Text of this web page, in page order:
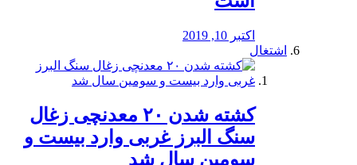
اکتبر 10, 2019
اشتغال
کشته شدن ۲۰ معدنچی زغال
سنگ البرز غربی وارد بیست و
سومین سال شد